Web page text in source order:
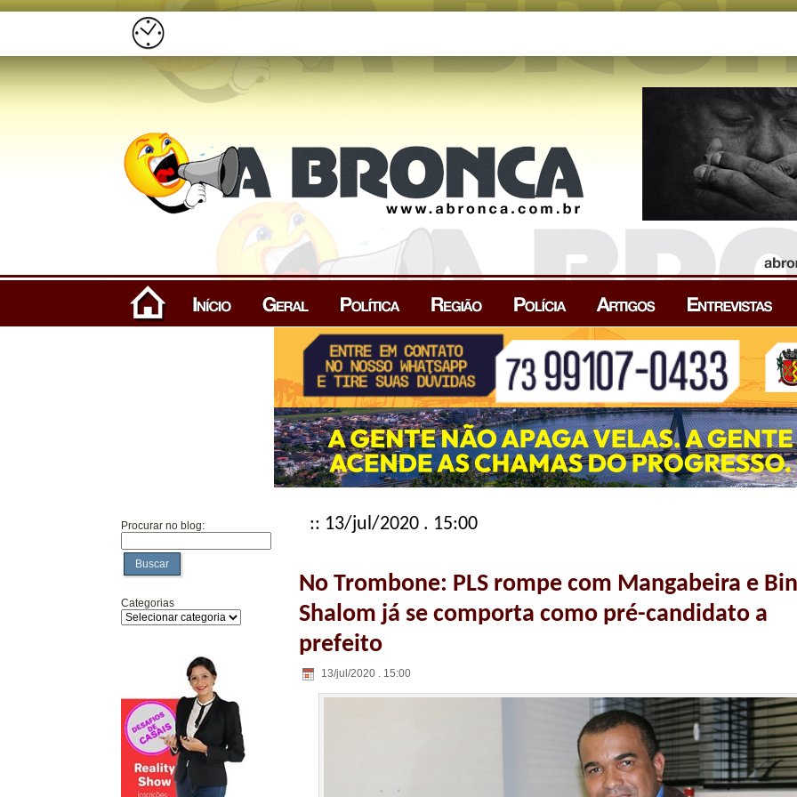
Procurar no blog:
Buscar
Categorias
:: 13/jul/2020 . 15:00
No Trombone: PLS rompe com Mangabeira e
Shalom já se comporta como pré-candidato a
prefeito
13/jul/2020 . 15:00